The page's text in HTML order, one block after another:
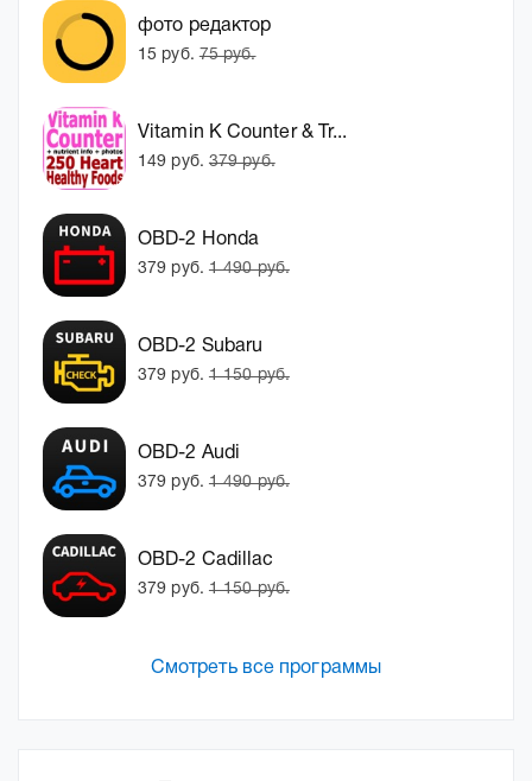
фото редактор
15 руб. 75 руб.
Vitamin K Counter & Tr...
149 руб. 379 руб.
OBD-2 Honda
379 руб. 1 490 руб.
OBD-2 Subaru
379 руб. 1 150 руб.
OBD-2 Audi
379 руб. 1 490 руб.
OBD-2 Cadillac
379 руб. 1 150 руб.
Смотреть все программы